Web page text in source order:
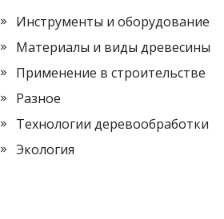
Инструменты и оборудование
Материалы и виды древесины
Применение в строительстве
Разное
Технологии деревообработки
Экология